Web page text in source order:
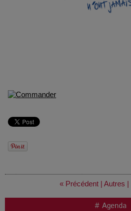
« Précédent | Autres |
# Agenda